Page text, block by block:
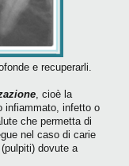
e recuperarli.
, cioè la
infiammato, infetto o
che permetta di
nel caso di carie
dovute a